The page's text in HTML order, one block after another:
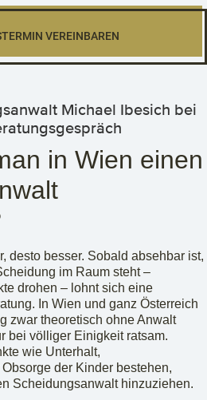
VEREINBAREN
in Wien einen
desto besser. Sobald absehbar ist,
im Raum steht –
drohen – lohnt sich eine
In Wien und ganz Österreich
zwar theoretisch ohne Anwalt
bei völliger Einigkeit ratsam.
wie Unterhalt,
der Kinder bestehen,
Scheidungsanwalt hinzuziehen.